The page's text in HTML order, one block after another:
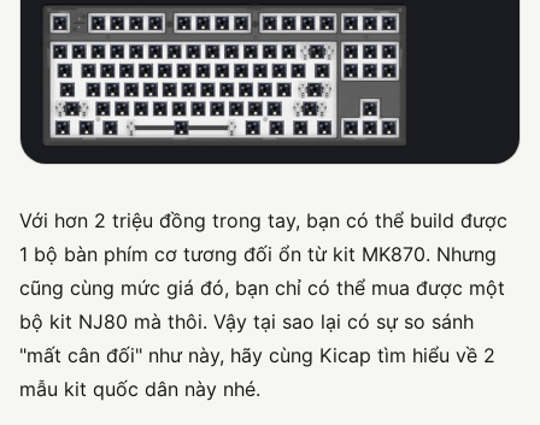
Với hơn 2 triệu đồng trong tay, bạn có thể build được
1 bộ bàn phím cơ tương đối ổn từ kit MK870. Nhưng
cũng cùng mức giá đó, bạn chỉ có thể mua được một
bộ kit NJ80 mà thôi. Vậy tại sao lại có sự so sánh
"mất cân đối" như này, hãy cùng Kicap tìm hiểu về 2
mẫu kit quốc dân này nhé.